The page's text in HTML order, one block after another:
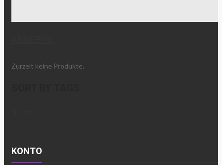
Zurzeit keine Produkte.
KONTO